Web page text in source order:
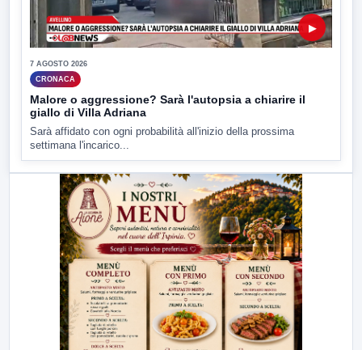
▶
7 AGOSTO 2026
CRONACA
Malore o aggressione? Sarà l'autopsia a chiarire il
giallo di Villa Adriana
Sarà affidato con ogni probabilità all'inizio della prossima
settimana l'incarico...